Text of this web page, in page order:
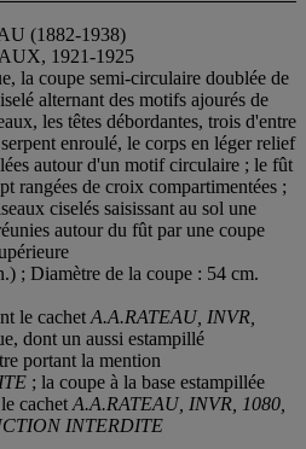
(1882-1938)
1921-1925
la coupe semi-circulaire doublée de
alternant des motifs ajourés de
les têtes débordantes, trois d'entre
enroulé, le corps en léger relief
autour d'un motif circulaire ; le fût
rangées de croix compartimentées ;
ciselés saisissant au sol une
autour du fût par une coupe
; Diamètre de la coupe : 54 cm.
le cachet A.A.RATEAU, INVR,
dont un aussi estampillé
portant la mention
; la coupe à la base estampillée
cachet A.A.RATEAU, INVR, 1080,
INTERDITE